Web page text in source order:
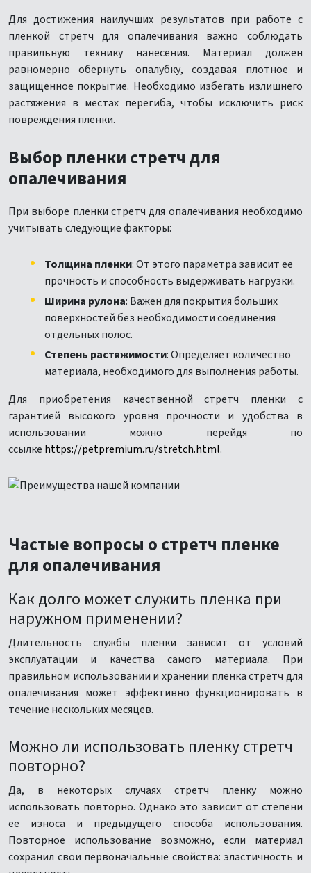
Для достижения наилучших результатов при работе с
пленкой стретч для опалечивания важно соблюдать
правильную технику нанесения. Материал должен
равномерно обернуть опалубку, создавая плотное и
защищенное покрытие. Необходимо избегать излишнего
растяжения в местах перегиба, чтобы исключить риск
повреждения пленки.
Выбор пленки стретч для
опалечивания
При выборе пленки стретч для опалечивания необходимо
учитывать следующие факторы:
Толщина пленки: От этого параметра зависит ее
прочность и способность выдерживать нагрузки.
Ширина рулона: Важен для покрытия больших
поверхностей без необходимости соединения
отдельных полос.
Степень растяжимости: Определяет количество
материала, необходимого для выполнения работы.
Для приобретения качественной стретч пленки с
гарантией высокого уровня прочности и удобства в
использовании можно перейдя по
ссылке https://petpremium.ru/stretch.html.
Частые вопросы о стретч пленке
для опалечивания
Как долго может служить пленка при
наружном применении?
Длительность службы пленки зависит от условий
эксплуатации и качества самого материала. При
правильном использовании и хранении пленка стретч для
опалечивания может эффективно функционировать в
течение нескольких месяцев.
Можно ли использовать пленку стретч
повторно?
Да, в некоторых случаях стретч пленку можно
использовать повторно. Однако это зависит от степени
ее износа и предыдущего способа использования.
Повторное использование возможно, если материал
сохранил свои первоначальные свойства: эластичность и